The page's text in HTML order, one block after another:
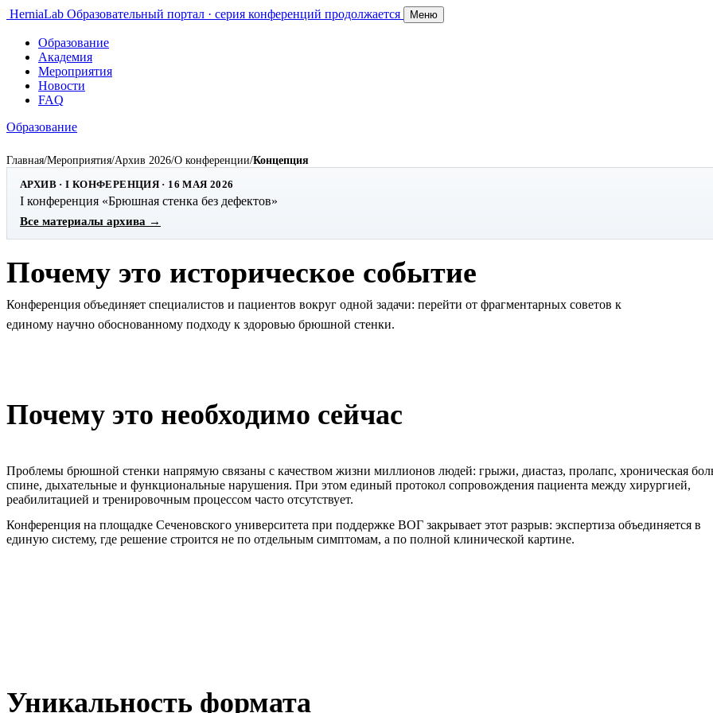
HerniaLab Образовательный портал · серия конференций продолжается Меню
Образование
Академия
Мероприятия
Новости
FAQ
Образование
Главная/Мероприятия/Архив 2026/О конференции/Концепция
АРХИВ · I КОНФЕРЕНЦИЯ · 16 МАЯ 2026
I конференция «Брюшная стенка без дефектов»
Все материалы архива →
Почему это историческое событие
Конференция объединяет специалистов и пациентов вокруг одной задачи: перейти от фрагментарных советов к
единому научно обоснованному подходу к здоровью брюшной стенки.
Почему это необходимо сейчас
Проблемы брюшной стенки напрямую связаны с качеством жизни миллионов людей: грыжи, диастаз, пролапс, хроническая
спине, дыхательные и функциональные нарушения. При этом единый протокол сопровождения пациента между хирургией,
реабилитацией и тренировочным процессом часто отсутствует.
Конференция на площадке Сеченовского университета при поддержке ВОГ закрывает этот разрыв: экспертиза объединяется в
единую систему, где решение строится не по отдельным симптомам, а по полной клинической картине.
Уникальность формата